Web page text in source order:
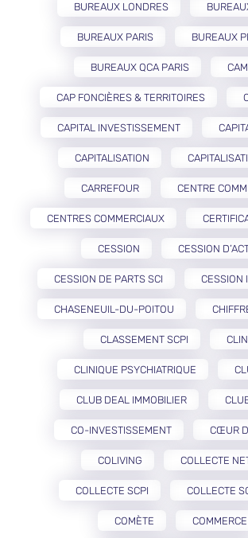
BUREAUX LONDRES
BUREAUX PARIS BUREAUX
BUREAUX QCA PARIS
CAP FONCIÈRES & TERRITOIRES
CAPITAL INVESTISSEMENT
CAPITALISATION
CARREFOUR CENTRE
CENTRES COMMERCIAUX
CESSION CESSION
CESSION DE PARTS SCI CESSION
CHASENEUIL-DU-POITOU
CLASSEMENT SCPI
CLINIQUE PSYCHIATRIQUE
CLUB DEAL IMMOBILIER
CO-INVESTISSEMENT CŒUR
COLIVING COLLECTE
COLLECTE SCPI COLLECTE
COMÈTE COMMERCE